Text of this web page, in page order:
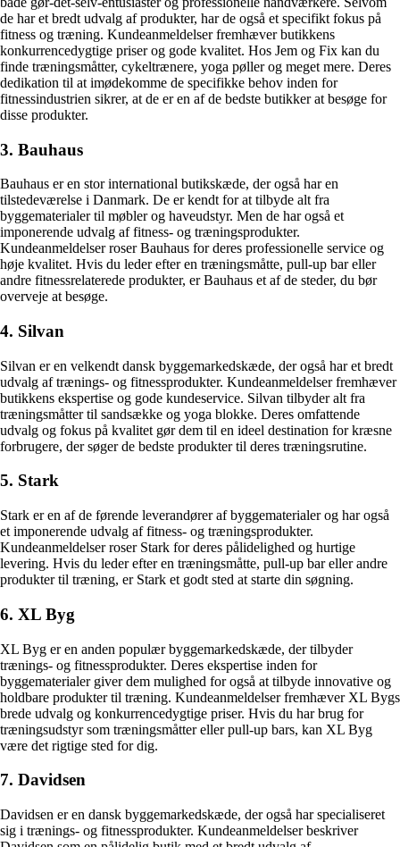
de har et bredt udvalg af produkter, har de også et specifikt fokus på
fitness og træning. Kundeanmeldelser fremhæver butikkens
konkurrencedygtige priser og gode kvalitet. Hos Jem og Fix kan du
finde træningsmåtter, cykeltrænere, yoga pøller og meget mere. Deres
dedikation til at imødekomme de specifikke behov inden for
fitnessindustrien sikrer, at de er en af de bedste butikker at besøge for
disse produkter.
3. Bauhaus
Bauhaus er en stor international butikskæde, der også har en
tilstedeværelse i Danmark. De er kendt for at tilbyde alt fra
byggematerialer til møbler og haveudstyr. Men de har også et
imponerende udvalg af fitness- og træningsprodukter.
Kundeanmeldelser roser Bauhaus for deres professionelle service og
høje kvalitet. Hvis du leder efter en træningsmåtte, pull-up bar eller
andre fitnessrelaterede produkter, er Bauhaus et af de steder, du bør
overveje at besøge.
4. Silvan
Silvan er en velkendt dansk byggemarkedskæde, der også har et bredt
udvalg af trænings- og fitnessprodukter. Kundeanmeldelser fremhæver
butikkens ekspertise og gode kundeservice. Silvan tilbyder alt fra
træningsmåtter til sandsække og yoga blokke. Deres omfattende
udvalg og fokus på kvalitet gør dem til en ideel destination for kræsne
forbrugere, der søger de bedste produkter til deres træningsrutine.
5. Stark
Stark er en af ​​de førende leverandører af byggematerialer og har også
et imponerende udvalg af fitness- og træningsprodukter.
Kundeanmeldelser roser Stark for deres pålidelighed og hurtige
levering. Hvis du leder efter en træningsmåtte, pull-up bar eller andre
produkter til træning, er Stark et godt sted at starte din søgning.
6. XL Byg
XL Byg er en anden populær byggemarkedskæde, der tilbyder
trænings- og fitnessprodukter. Deres ekspertise inden for
byggematerialer giver dem mulighed for også at tilbyde innovative og
holdbare produkter til træning. Kundeanmeldelser fremhæver XL Bygs
brede udvalg og konkurrencedygtige priser. Hvis du har brug for
træningsudstyr som træningsmåtter eller pull-up bars, kan XL Byg
være det rigtige sted for dig.
7. Davidsen
Davidsen er en dansk byggemarkedskæde, der også har specialiseret
sig i trænings- og fitnessprodukter. Kundeanmeldelser beskriver